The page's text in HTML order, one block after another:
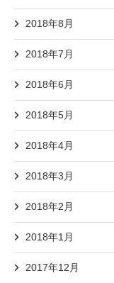
2018年8月
2018年7月
2018年6月
2018年5月
2018年4月
2018年3月
2018年2月
2018年1月
2017年12月